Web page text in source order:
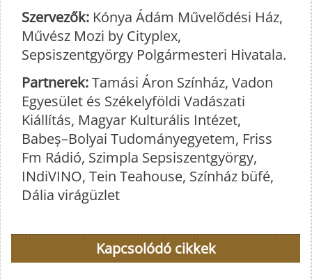
Szervezők: Kónya Ádám Művelődési Ház,
Művész Mozi by Cityplex,
Sepsiszentgyörgy Polgármesteri Hivatala.
Partnerek:Tamási Áron Színház, Vadon
Egyesület és Székelyföldi Vadászati
Kiállítás, Magyar Kulturális Intézet,
Babeș–Bolyai Tudományegyetem, Friss
Fm Rádió, Szimpla Sepsiszentgyörgy,
INdiVINO, Tein Teahouse, Színház büfé,
Dália virágüzlet
Kapcsolódó cikkek